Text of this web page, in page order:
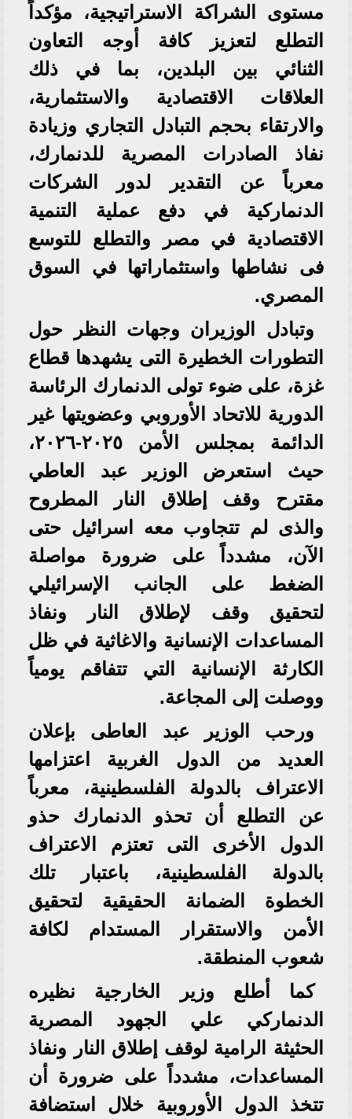
مستوى الشراكة الاستراتيجية، مؤكداً
التطلع لتعزيز كافة أوجه التعاون
الثنائي بين البلدين، بما في ذلك
العلاقات الاقتصادية والاستثمارية،
والارتقاء بحجم التبادل التجاري وزيادة
نفاذ الصادرات المصرية للدنمارك،
معرباً عن التقدير لدور الشركات
الدنماركية في دفع عملية التنمية
الاقتصادية في مصر والتطلع للتوسع
فى نشاطها واستثماراتها في السوق
المصري.
وتبادل الوزيران وجهات النظر حول
التطورات الخطيرة التى يشهدها قطاع
غزة، على ضوء تولى الدنمارك الرئاسة
الدورية للاتحاد الأوروبي وعضويتها غير
الدائمة بمجلس الأمن ٢٠٢٥-٢٠٢٦،
حيث استعرض الوزير عبد العاطي
مقترح وقف إطلاق النار المطروح
والذى لم تتجاوب معه اسرائيل حتى
الآن، مشدداً على ضرورة مواصلة
الضغط على الجانب الإسرائيلي
لتحقيق وقف لإطلاق النار ونفاذ
المساعدات الإنسانية والاغاثية في ظل
الكارثة الإنسانية التي تتفاقم يومياً
ووصلت إلى المجاعة.
ورحب الوزير عبد العاطى بإعلان
العديد من الدول الغربية اعتزامها
الاعتراف بالدولة الفلسطينية، معرباً
عن التطلع أن تحذو الدنمارك حذو
الدول الأخرى التى تعتزم الاعتراف
بالدولة الفلسطينية، باعتبار تلك
الخطوة الضمانة الحقيقية لتحقيق
الأمن والاستقرار المستدام لكافة
شعوب المنطقة.
كما أطلع وزير الخارجية نظيره
الدنماركي علي الجهود المصرية
الحثيثة الرامية لوقف إطلاق النار ونفاذ
المساعدات، مشدداً على ضرورة أن
تتخذ الدول الأوروبية خلال استضافة